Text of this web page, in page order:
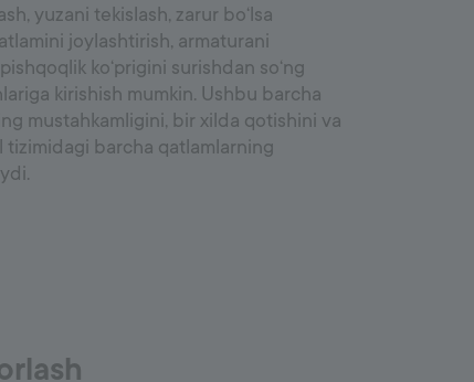
yuzani tekislash, zarur bo‘lsa
joylashtirish, armaturani
ko‘prigini surishdan so‘ng
kirishish mumkin. Ushbu barcha
mustahkamligini, bir xilda qotishini va
barcha qatlamlarning